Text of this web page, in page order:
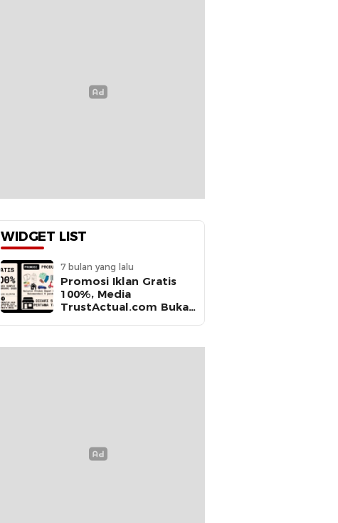
WIDGET LIST
7 bulan yang lalu
Promosi Iklan Gratis
100%, Media
TrustActual.com Buka